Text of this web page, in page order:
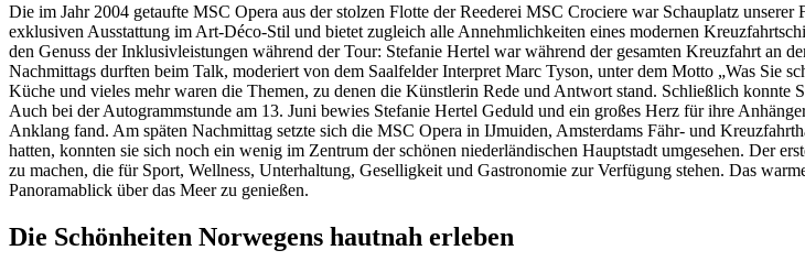
Die im Jahr 2004 getaufte MSC Opera aus der stolzen Flotte der Reederei MSC Crociere war Schauplatz
exklusiven Ausstattung im Art-Déco-Stil und bietet zugleich alle Annehmlichkeiten eines modernen
den Genuss der Inklusivleistungen während der Tour: Stefanie Hertel war während der gesamten Kreuzfahrt an
Nachmittags durften beim Talk, moderiert von dem Saalfelder Interpret Marc Tyson, unter dem Motto „Was Sie
Küche und vieles mehr waren die Themen, zu denen die Künstlerin Rede und Antwort stand. Schließlich
Auch bei der Autogrammstunde am 13. Juni bewies Stefanie Hertel Geduld und ein großes Herz für ihre
Anklang fand. Am späten Nachmittag setzte sich die MSC Opera in IJmuiden, Amsterdams Fähr- und
hatten, konnten sie sich noch ein wenig im Zentrum der schönen niederländischen Hauptstadt umgesehen. Der
zu machen, die für Sport, Wellness, Unterhaltung, Geselligkeit und Gastronomie zur Verfügung stehen. Das
Panoramablick über das Meer zu genießen.
Die Schönheiten Norwegens hautnah erleben